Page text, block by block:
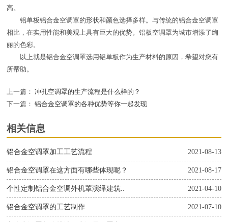
高。
铝单板铝合金空调罩的形状和颜色选择多样。与传统的铝合金空调罩
相比，在实用性能和美观上具有巨大的优势。铝板空调罩为城市增添了绚
丽的色彩。
以上就是铝合金空调罩选用铝单板作为生产材料的原因，希望对您有
所帮助。
上一篇： 冲孔空调罩的生产流程是什么样的？
下一篇： 铝合金空调罩的各种优势等你一起发现
相关信息
2021-08-13
铝合金空调罩加工工艺流程
2021-08-17
铝合金空调罩在这方面有哪些体现呢？
2021-04-10
个性定制铝合金空调外机罩演绎建筑..
2021-07-10
铝合金空调罩的工艺制作